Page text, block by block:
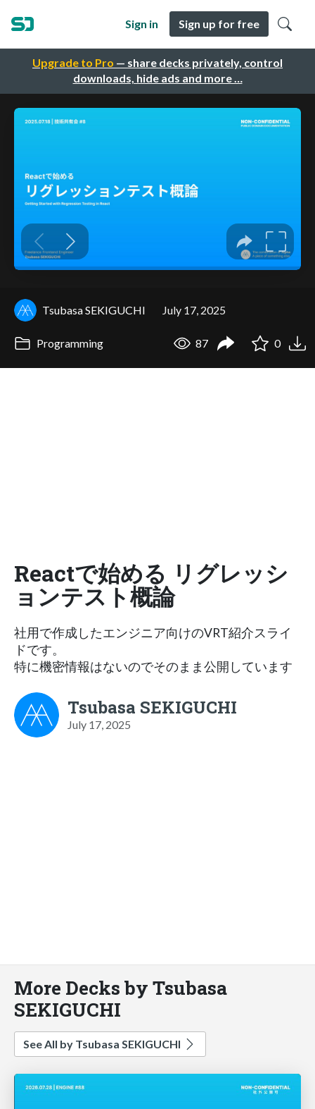
Upgrade to Pro — share decks privately, control
downloads, hide ads and more …
Sign in Sign up for free
Tsubasa SEKIGUCHI July 17, 2025
Programming 87 0
Reactで始める リグレッシ
ョンテスト概論
社用で作成したエンジニア向けのVRT紹介スライ
ドです。
特に機密情報はないのでそのまま公開しています
Tsubasa SEKIGUCHI
July 17, 2025
More Decks by Tsubasa
SEKIGUCHI
See All by Tsubasa SEKIGUCHI